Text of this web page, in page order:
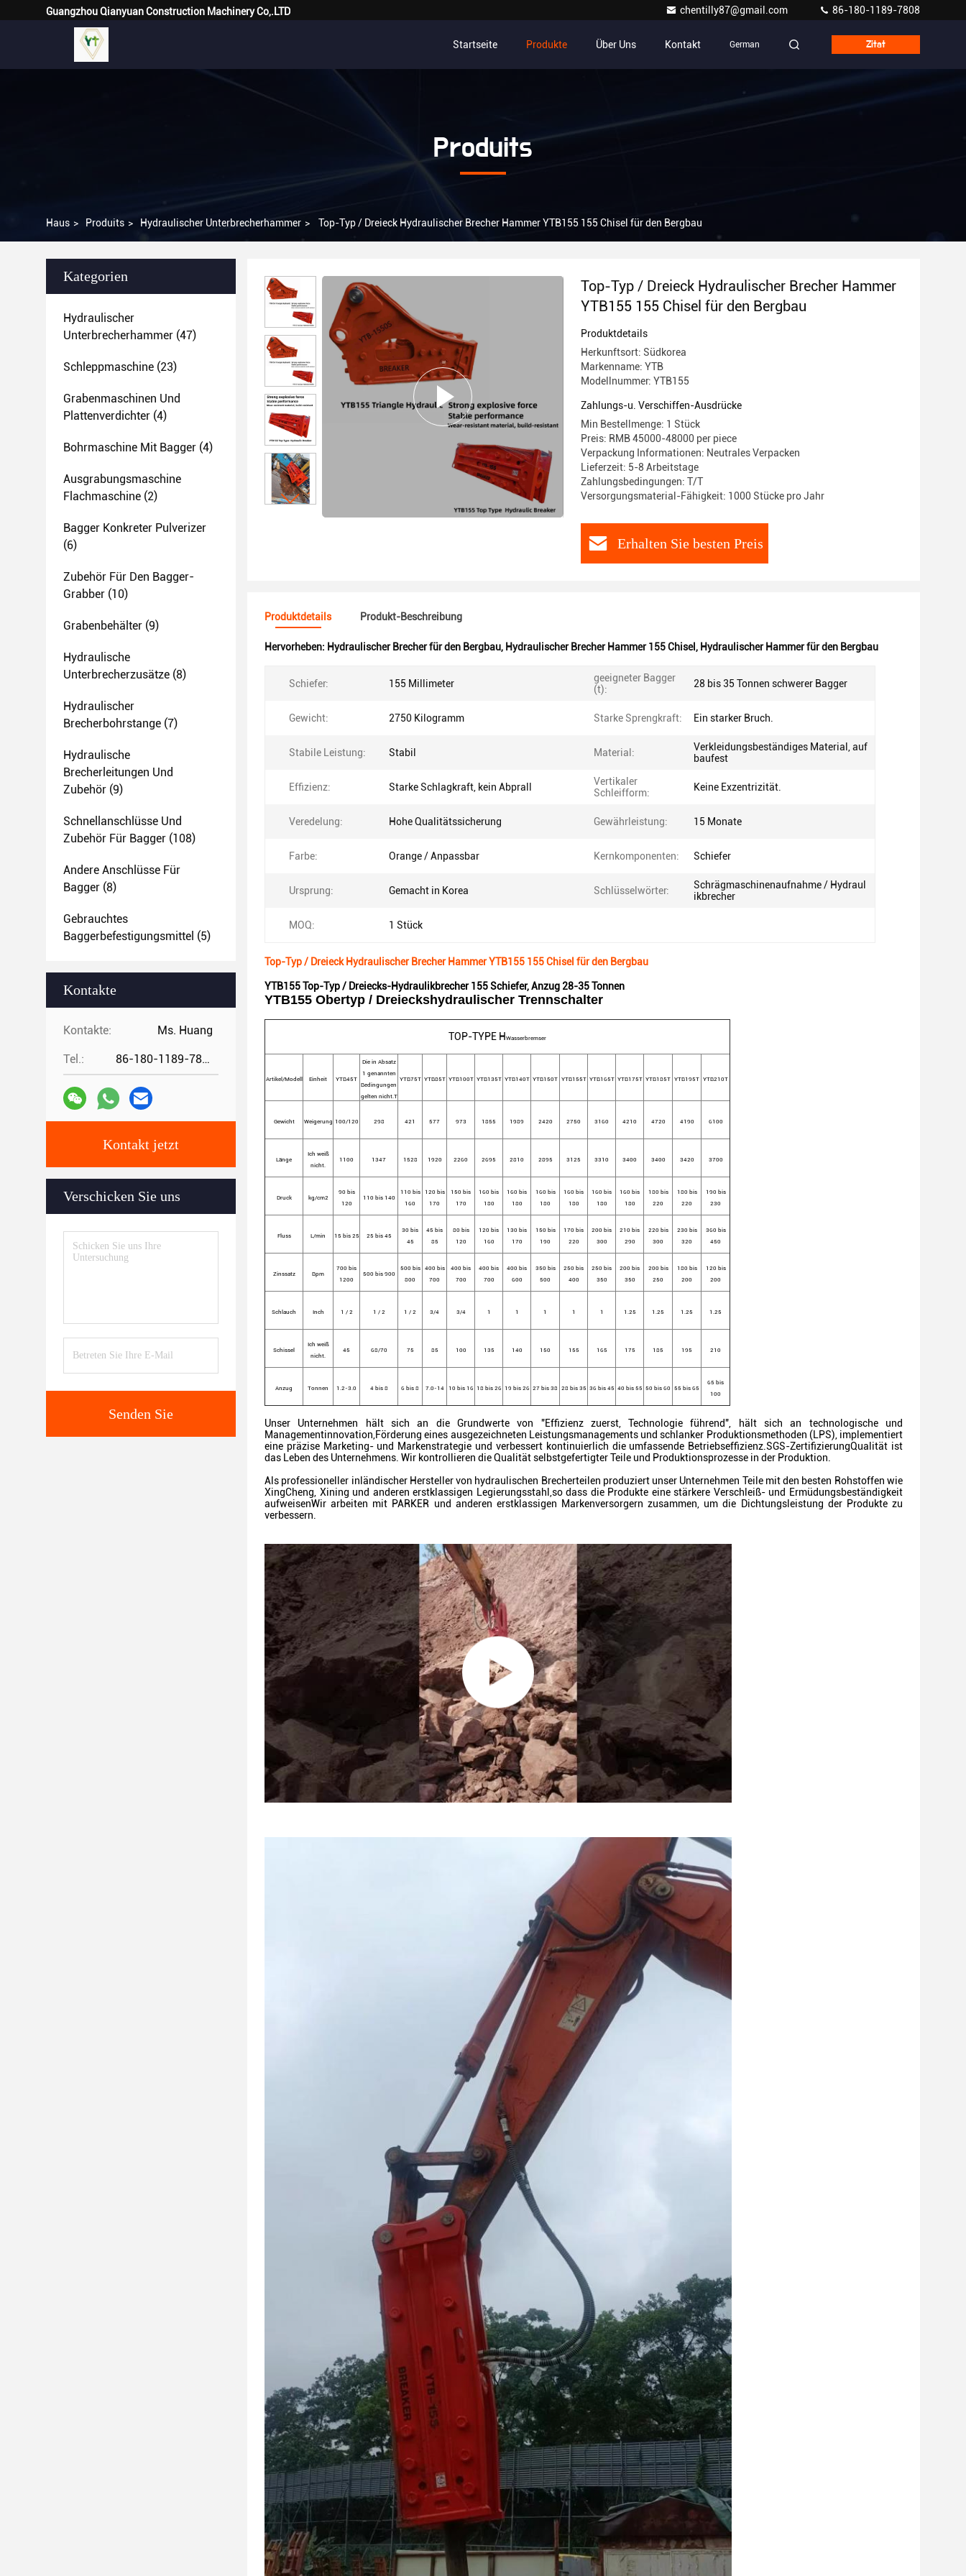
Guangzhou Qianyuan Construction Machinery Co,.LTD chentilly87@gmail.com 86-180-1189-7808
Startseite Produkte Über Uns Kontakt German Zitat
Produits
Haus > Produits > Hydraulischer Unterbrecherhammer > Top-Typ / Dreieck Hydraulischer Brecher Hammer YTB155 155 Chisel für den Bergbau
Kategorien
Hydraulischer
Unterbrecherhammer (47)
Schleppmaschine (23)
Grabenmaschinen Und
Plattenverdichter (4)
Bohrmaschine Mit Bagger (4)
Ausgrabungsmaschine
Flachmaschine (2)
Bagger Konkreter Pulverizer
(6)
Zubehör Für Den Bagger-
Grabber (10)
Grabenbehälter (9)
Hydraulische
Unterbrecherzusätze (8)
Hydraulischer
Brecherbohrstange (7)
Hydraulische
Brecherleitungen Und
Zubehör (9)
Schnellanschlüsse Und
Zubehör Für Bagger (108)
Andere Anschlüsse Für
Bagger (8)
Gebrauchtes
Baggerbefestigungsmittel (5)
Kontakte
Kontakte: Ms. Huang
Tel.: 86-180-1189-7808
Kontakt jetzt
Verschicken Sie uns
Senden Sie
Top-Typ / Dreieck Hydraulischer Brecher Hammer
YTB155 155 Chisel für den Bergbau
Produktdetails
Herkunftsort: Südkorea
Markenname: YTB
Modellnummer: YTB155
Zahlungs-u. Verschiffen-Ausdrücke
Min Bestellmenge: 1 Stück
Preis: RMB 45000-48000 per piece
Verpackung Informationen: Neutrales Verpacken
Lieferzeit: 5-8 Arbeitstage
Zahlungsbedingungen: T/T
Versorgungsmaterial-Fähigkeit: 1000 Stücke pro Jahr
Erhalten Sie besten Preis
Produktdetails Produkt-Beschreibung
Hervorheben: Hydraulischer Brecher für den Bergbau, Hydraulischer Brecher Hammer 155 Chisel, Hydraulischer Hammer für den Bergbau
Schiefer: 155 Millimeter
geeigneter Bagger
(t):
28 bis 35 Tonnen schwerer Bagger
Gewicht: 2750 Kilogramm Starke Sprengkraft: Ein starker Bruch.
Stabile Leistung: Stabil Material:
Verkleidungsbeständiges Material, auf
baufest
Effizienz: Starke Schlagkraft, kein Abprall
Vertikaler
Schleifform:
Keine Exzentrizität.
Veredelung: Hohe Qualitätssicherung Gewährleistung: 15 Monate
Farbe: Orange / Anpassbar Kernkomponenten: Schiefer
Ursprung: Gemacht in Korea Schlüsselwörter:
Schrägmaschinenaufnahme / Hydraul
ikbrecher
MOQ: 1 Stück
Top-Typ / Dreieck Hydraulischer Brecher Hammer YTB155 155 Chisel für den Bergbau
YTB155 Top-Typ / Dreiecks-Hydraulikbrecher 155 Schiefer, Anzug 28-35 Tonnen
YTB155 Obertyp / Dreieckshydraulischer Trennschalter
TOP-TYPE H Wasserbremser
Artikel/Modell Einheit YTB45T
Die in Absatz
1 genannten
Bedingungen
gelten nicht.T
YTB75T YTB85T YTB100T YTB135T YTB140T YTB150T YTB155T YTB165T YTB175T YTB185T YTB195T YTB210T
Gewicht Weigerung 100/120 298 421 577 973 1855 1989 2420 2750 3160 4210 4720 4190 6100
Länge
Ich weiß
nicht.
1100 1347 1528 1920 2260 2695 2810 2895 3125 3310 3400 3400 3420 3700
Druck kg/cm2
90 bis
120
110 bis 140
110 bis
160
120 bis
170
150 bis
170
160 bis
180
160 bis
180
160 bis
180
160 bis
180
160 bis
180
160 bis
180
180 bis
220
180 bis
220
190 bis
230
Fluss L/min 15 bis 25 25 bis 45
30 bis
45
45 bis
85
80 bis
120
120 bis
160
130 bis
170
150 bis
190
170 bis
220
200 bis
300
210 bis
290
220 bis
300
230 bis
320
360 bis
450
Zinssatz Bpm
700 bis
1200
500 bis 900
500 bis
800
400 bis
700
400 bis
700
400 bis
700
400 bis
600
350 bis
500
250 bis
400
250 bis
350
200 bis
350
200 bis
250
180 bis
200
120 bis
200
Schlauch Inch 1 / 2 1 / 2 1 / 2 3/4 3/4 1 1 1 1 1 1.25 1.25 1.25 1.25
Schissel
Ich weiß
nicht.
45 68/70 75 85 100 135 140 150 155 165 175 185 195 210
Anzug Tonnen 1.2-3.0 4 bis 8 6 bis 8 7.0-14 10 bis 16 18 bis 26 19 bis 26 27 bis 38 28 bis 35 36 bis 45 40 bis 55 50 bis 60 55 bis 65
65 bis
100
Unser Unternehmen hält sich an die Grundwerte von "Effizienz zuerst, Technologie führend", hält sich an technologische und
Managementinnovation,Förderung eines ausgezeichneten Leistungsmanagements und schlanker Produktionsmethoden (LPS), implementiert
eine präzise Marketing- und Markenstrategie und verbessert kontinuierlich die umfassende Betriebseffizienz.SGS-ZertifizierungQualität ist
das Leben des Unternehmens. Wir kontrollieren die Qualität selbstgefertigter Teile und Produktionsprozesse in der Produktion.
Als professioneller inländischer Hersteller von hydraulischen Brecherteilen produziert unser Unternehmen Teile mit den besten Rohstoffen wie
XingCheng, Xining und anderen erstklassigen Legierungsstahl,so dass die Produkte eine stärkere Verschleiß- und Ermüdungsbeständigkeit
aufweisenWir arbeiten mit PARKER und anderen erstklassigen Markenversorgern zusammen, um die Dichtungsleistung der Produkte zu
verbessern.